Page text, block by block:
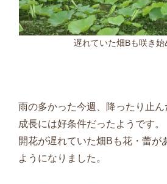
遅れていた畑Bも咲き始
雨の多かった今週、降ったり止
成長には好条件だったようです。
開花が遅れていた畑 B も花・蕾が
ようになりました。